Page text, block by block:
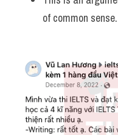
of common sense.